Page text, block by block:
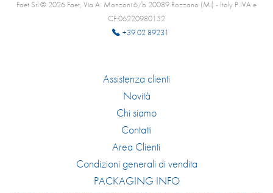
Faet Srl © 2026 Faet, Via A. Manzoni 6/b 20089 Rozzano (Mi) - Italy P.IVA e
CF:06220980152
+39 02 89231
Assistenza clienti
Novità
Chi siamo
Contatti
Area Clienti
Condizioni generali di vendita
PACKAGING INFO